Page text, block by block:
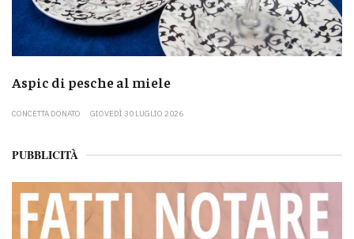
Aspic di pesche al miele
CONCETTA DONATO GIOVEDÌ 30 LUGLIO 2026
PUBBLICITÀ